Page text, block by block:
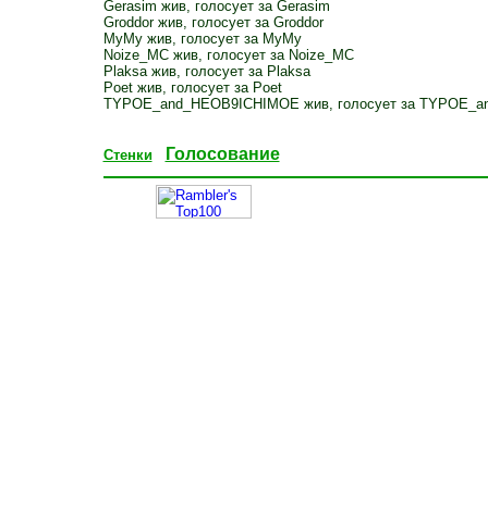
Gerasim жив, голосует за Gerasim
Groddor жив, голосует за Groddor
MyMy жив, голосует за MyMy
Noize_MC жив, голосует за Noize_MC
Plaksa жив, голосует за Plaksa
Poet жив, голосует за Poet
TYPOE_and_HEOB9ICHIMOE жив, голосует за
Стенки Голосование